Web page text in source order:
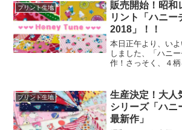
す）
チワーク状に区切
トロな動物たちが
す。明るい表情の
んたちがい～っぱ
約7.5センチほどで
の厚みの平織りの
透け感はこのよう
すらと柄が透けて
／こちらは、グリ
スに彩色していま
は、一番この柄が”
い”ベーシックなプ
プリント生地
販売開始！昭和
リント「ハニー
2018」！！
本日正午より、い
しました、「ハニ
作！さっそく、４
＼ レトロパッチ
ロポップがぎっし
ク柄です。＼ フル
(40984) ／イチゴ
にならんだ、最高
柄です。＼ 喫茶レ
プリント生地
生産決定！大人
シリーズ「ハニ
最新作」